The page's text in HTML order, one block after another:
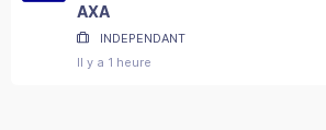
AXA
INDEPENDANT
Il y a 1 heure